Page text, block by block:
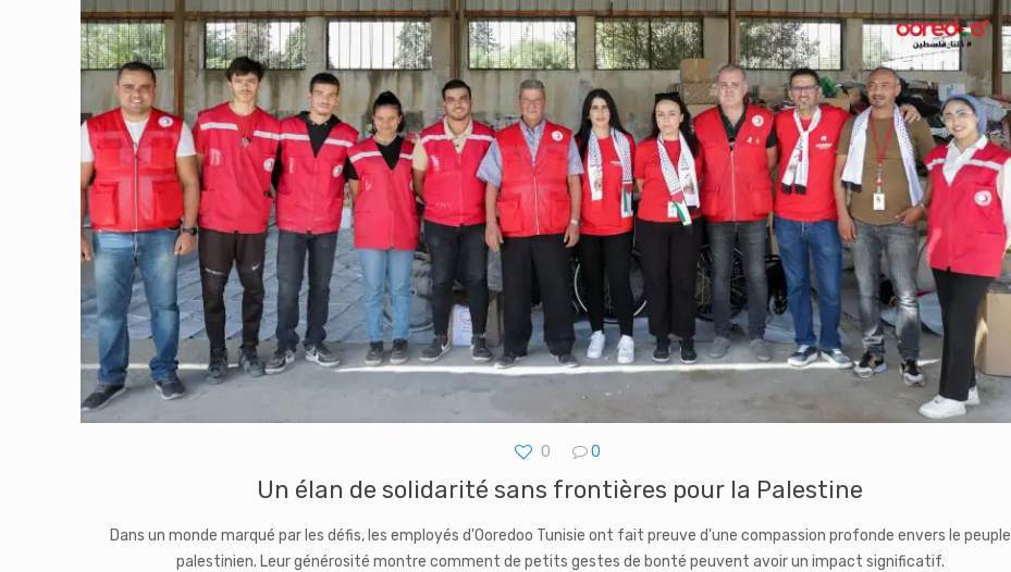
0 0
Un élan de solidarité sans frontières pour la Palestine
Dans un monde marqué par les défis, les employés d'Ooredoo Tunisie ont fait preuve d'une compassion profonde envers le peuple
palestinien. Leur générosité montre comment de petits gestes de bonté peuvent avoir un impact significatif.